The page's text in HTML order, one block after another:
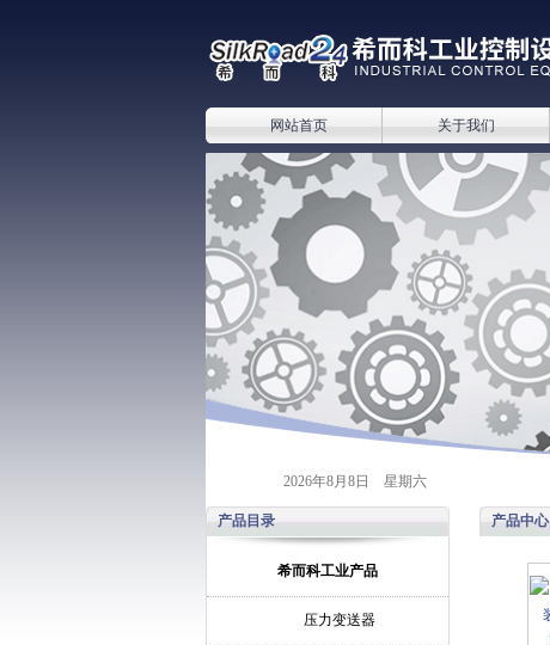
网站首页 关于我们
2026年8月8日 星期六
产品目录
希而科工业产品
压力变送器
产品中心